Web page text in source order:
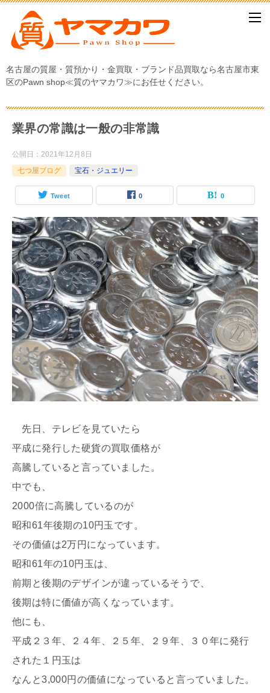
名古屋の質屋・質預かり・金買取・ブランド品買取なら名古屋市東
区のPawn shop≪質のヤマカワ≫にお任せください。
業界の常識は一般の非常識
公開日： 2021年12月8日
七つ屋ブログ
宝石・ジュエリー
Tweet 0 0
先日、テレビを見ていたら
平成に発行した硬貨の買取価格が
高騰していると言っていました。
中でも、
2000倍に高騰しているのが
昭和61年後期の10円玉です。
その価値は2万円になっています。
昭和61年の10円玉は、
前期と後期のデザインが違っているそうで、
後期は特に価値が高くなっています。
他にも、
平成２３年、２４年、２５年、２９年、３０年に発行
された１円玉は
なんと3,000円の価値になっていると言っていました。